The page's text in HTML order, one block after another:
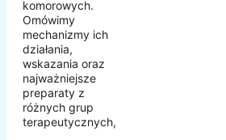
komorowych.
Omówimy
mechanizmy ich
działania,
wskazania oraz
najważniejsze
preparaty z
różnych grup
terapeutycznych,